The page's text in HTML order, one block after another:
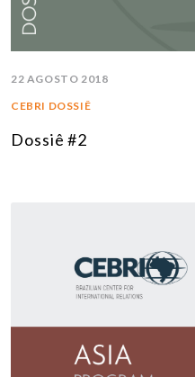
22 AGOSTO 2018
CEBRI DOSSIÊ
Dossiê #2